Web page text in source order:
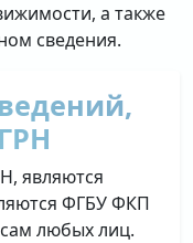
а также
сведения.
являются
ФГБУ ФКП
любых лиц.